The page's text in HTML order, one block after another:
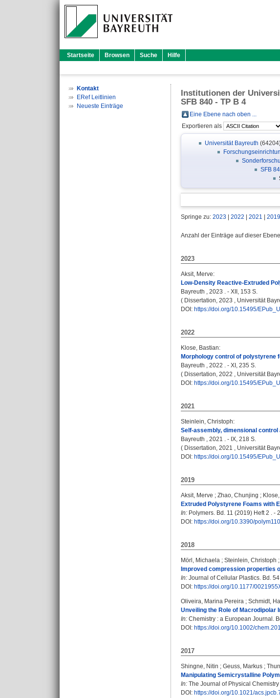
Startseite Browsen Suche Hilfe
Kontakt
ERef Leitlinien
Neueste Einträge
Institutionen der
SFB 840 - TP B 4
Eine Ebene nach oben ...
Exportieren als
Universität Bayreuth
SFB
Springe zu: 2023 2022 2021 2019
Anzahl der Einträge auf dieser
2023
Aksit, Merve:
Low-Density Reactive-Extruded
Bayreuth , 2023 . - XII, 153 S.
( Dissertation, 2023 , Universität
DOI: https://doi.org/10.15495/
2022
Klose, Bastian:
Morphology control of polystyrene
Bayreuth , 2022 . - XI, 235 S.
( Dissertation, 2022 , Universität
DOI: https://doi.org/10.15495/
2021
Steinlein, Christoph:
Self-assembly, dimensional
Bayreuth , 2021 . - IX, 218 S.
( Dissertation, 2021 , Universität
DOI: https://doi.org/10.15495/
2019
Aksit, Merve ; Zhao, Chunjing ;
Extruded Polystyrene Foams with
In: Polymers. Bd. 11 (2019) Heft 2 . -
DOI: https://doi.org/10.3390/
2018
Mörl, Michaela ; Steinlein, Christoph ;
Improved compression properties
In: Journal of Cellular Plastics. Bd.
DOI: https://doi.org/10.1177/
Oliveira, Marina Pereira ; Schmidt,
Unveiling the Role of Macrodipolar
In: Chemistry : a European Journal.
DOI: https://doi.org/10.1002/
2017
Shingne, Nitin ; Geuss, Markus ;
Manipulating Semicrystalline
In: The Journal of Physical
DOI: https://doi.org/10.1021/